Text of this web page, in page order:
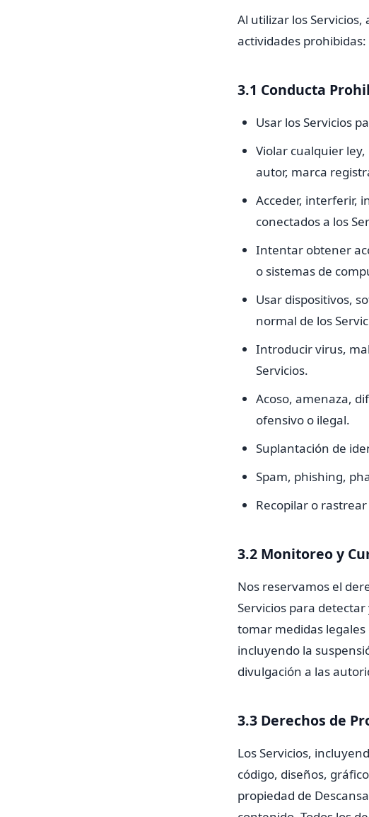
Al utilizar los
actividades prohibidas:
3.1 Conducta
Usar los Servicios
Violar cualquier
autor, marca
Acceder, interferir,
conectados a los
Intentar obtener
o sistemas de
Usar dispositivos,
normal de los
Introducir virus,
Servicios.
Acoso, amenaza,
ofensivo o ilegal.
Suplantación de
Spam, phishing,
Recopilar o
3.2 Monitoreo y
Nos reservamos el
Servicios para
tomar medidas
incluyendo la
divulgación a las
3.3 Derechos de
Los Servicios,
código, diseños,
propiedad de